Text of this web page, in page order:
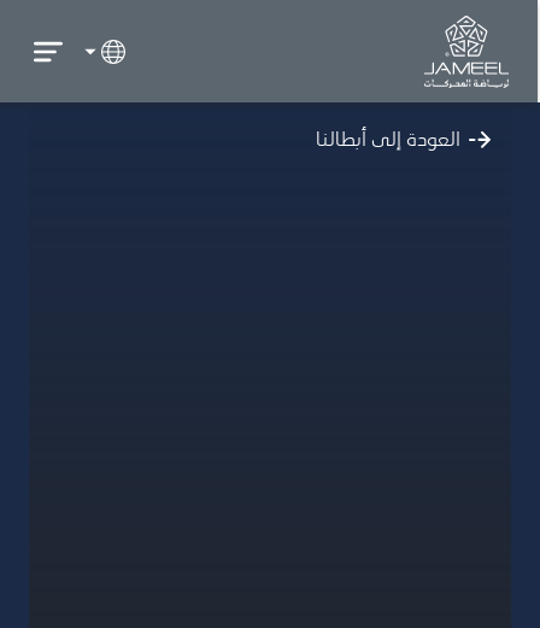
العودة إلى أبطالنا